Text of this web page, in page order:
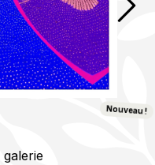
Nouveau !